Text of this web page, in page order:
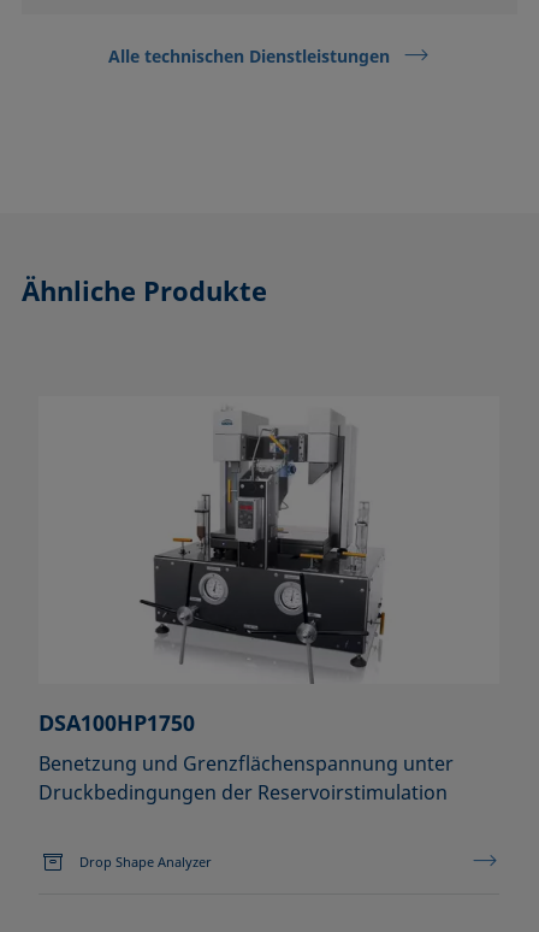
Alle technischen Dienstleistungen
Ähnliche Produkte
DSA100HP1750
Benetzung und Grenzflächenspannung unter
Druckbedingungen der Reservoirstimulation
Drop Shape Analyzer